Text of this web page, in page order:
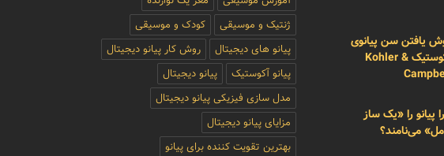
یافتن سن پیانوی
آکوستیک Kohler &
پیانو را «یک ساز
می‌نامند؟
ژنتیک و موسیقی
کودک و موسیقی
پیانو های دیجیتال
روش کار پیانو دیجیتال
پیانو آکوستیک
پیانو دیجیتال
مدل سازی فیزیکی پیانو دیجیتال
مزایای پیانو دیجیتال
بهترین تقویت کننده برای پیانو